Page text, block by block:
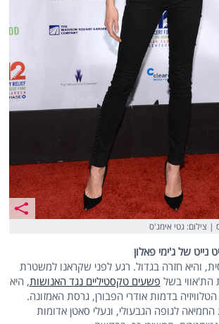
צילום: גטי אימג'ס
נייט של ג'ימי פאלון
והיא חזרה בגדול. רגע לפני שקראנו למשטרת
הת'אווי בשל פשעים טקסטיליים נגד האנושות, היא
בדמות אודרי הפבורן, גרסת האמזונה.
לגופה הגבעולי, ונעלי סאטן אדומות